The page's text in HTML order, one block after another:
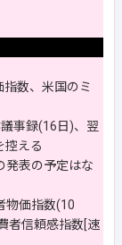
数、米国のミ
事録(16日)、翌
控える
発表の予定はな
物価指数(10
者信頼感指数[速